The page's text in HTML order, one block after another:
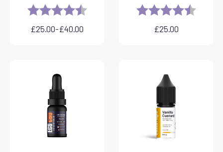
Rating: 4.8 out of 5 stars
£25.00-£40.00
Zakres
do
£40.00
Rating: 4.6 out
£25.00